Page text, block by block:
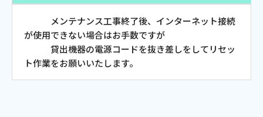
おトクなプラン
パンフレット・チラシ
メンテナンス工事終了後、インターネット接続
が使用できない場合はお手数ですが
貸出機器の電源コードを抜き差しをしてリセッ
ト作業をお願いいたします。